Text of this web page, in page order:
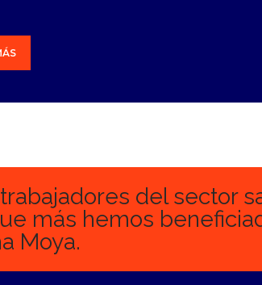
trabajadores del sector
más hemos
Moya.